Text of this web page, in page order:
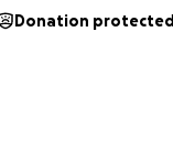
Donation protected